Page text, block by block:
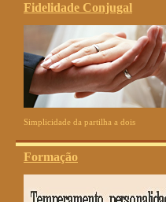
Fidelidade Conjugal
Simplicidade da partilha a dois
Formação